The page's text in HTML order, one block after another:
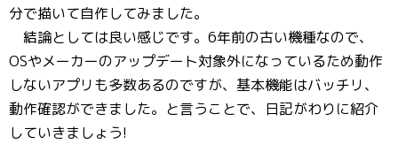
分で描いて自作してみました。
結論としては良い感じです。6年前の古い機種なので、
OSやメーカーのアップデート対象外になっているため動作
しないアプリも多数あるのですが、基本機能はバッチリ、
動作確認ができました。と言うことで、日記がわりに紹介
していきましょう!